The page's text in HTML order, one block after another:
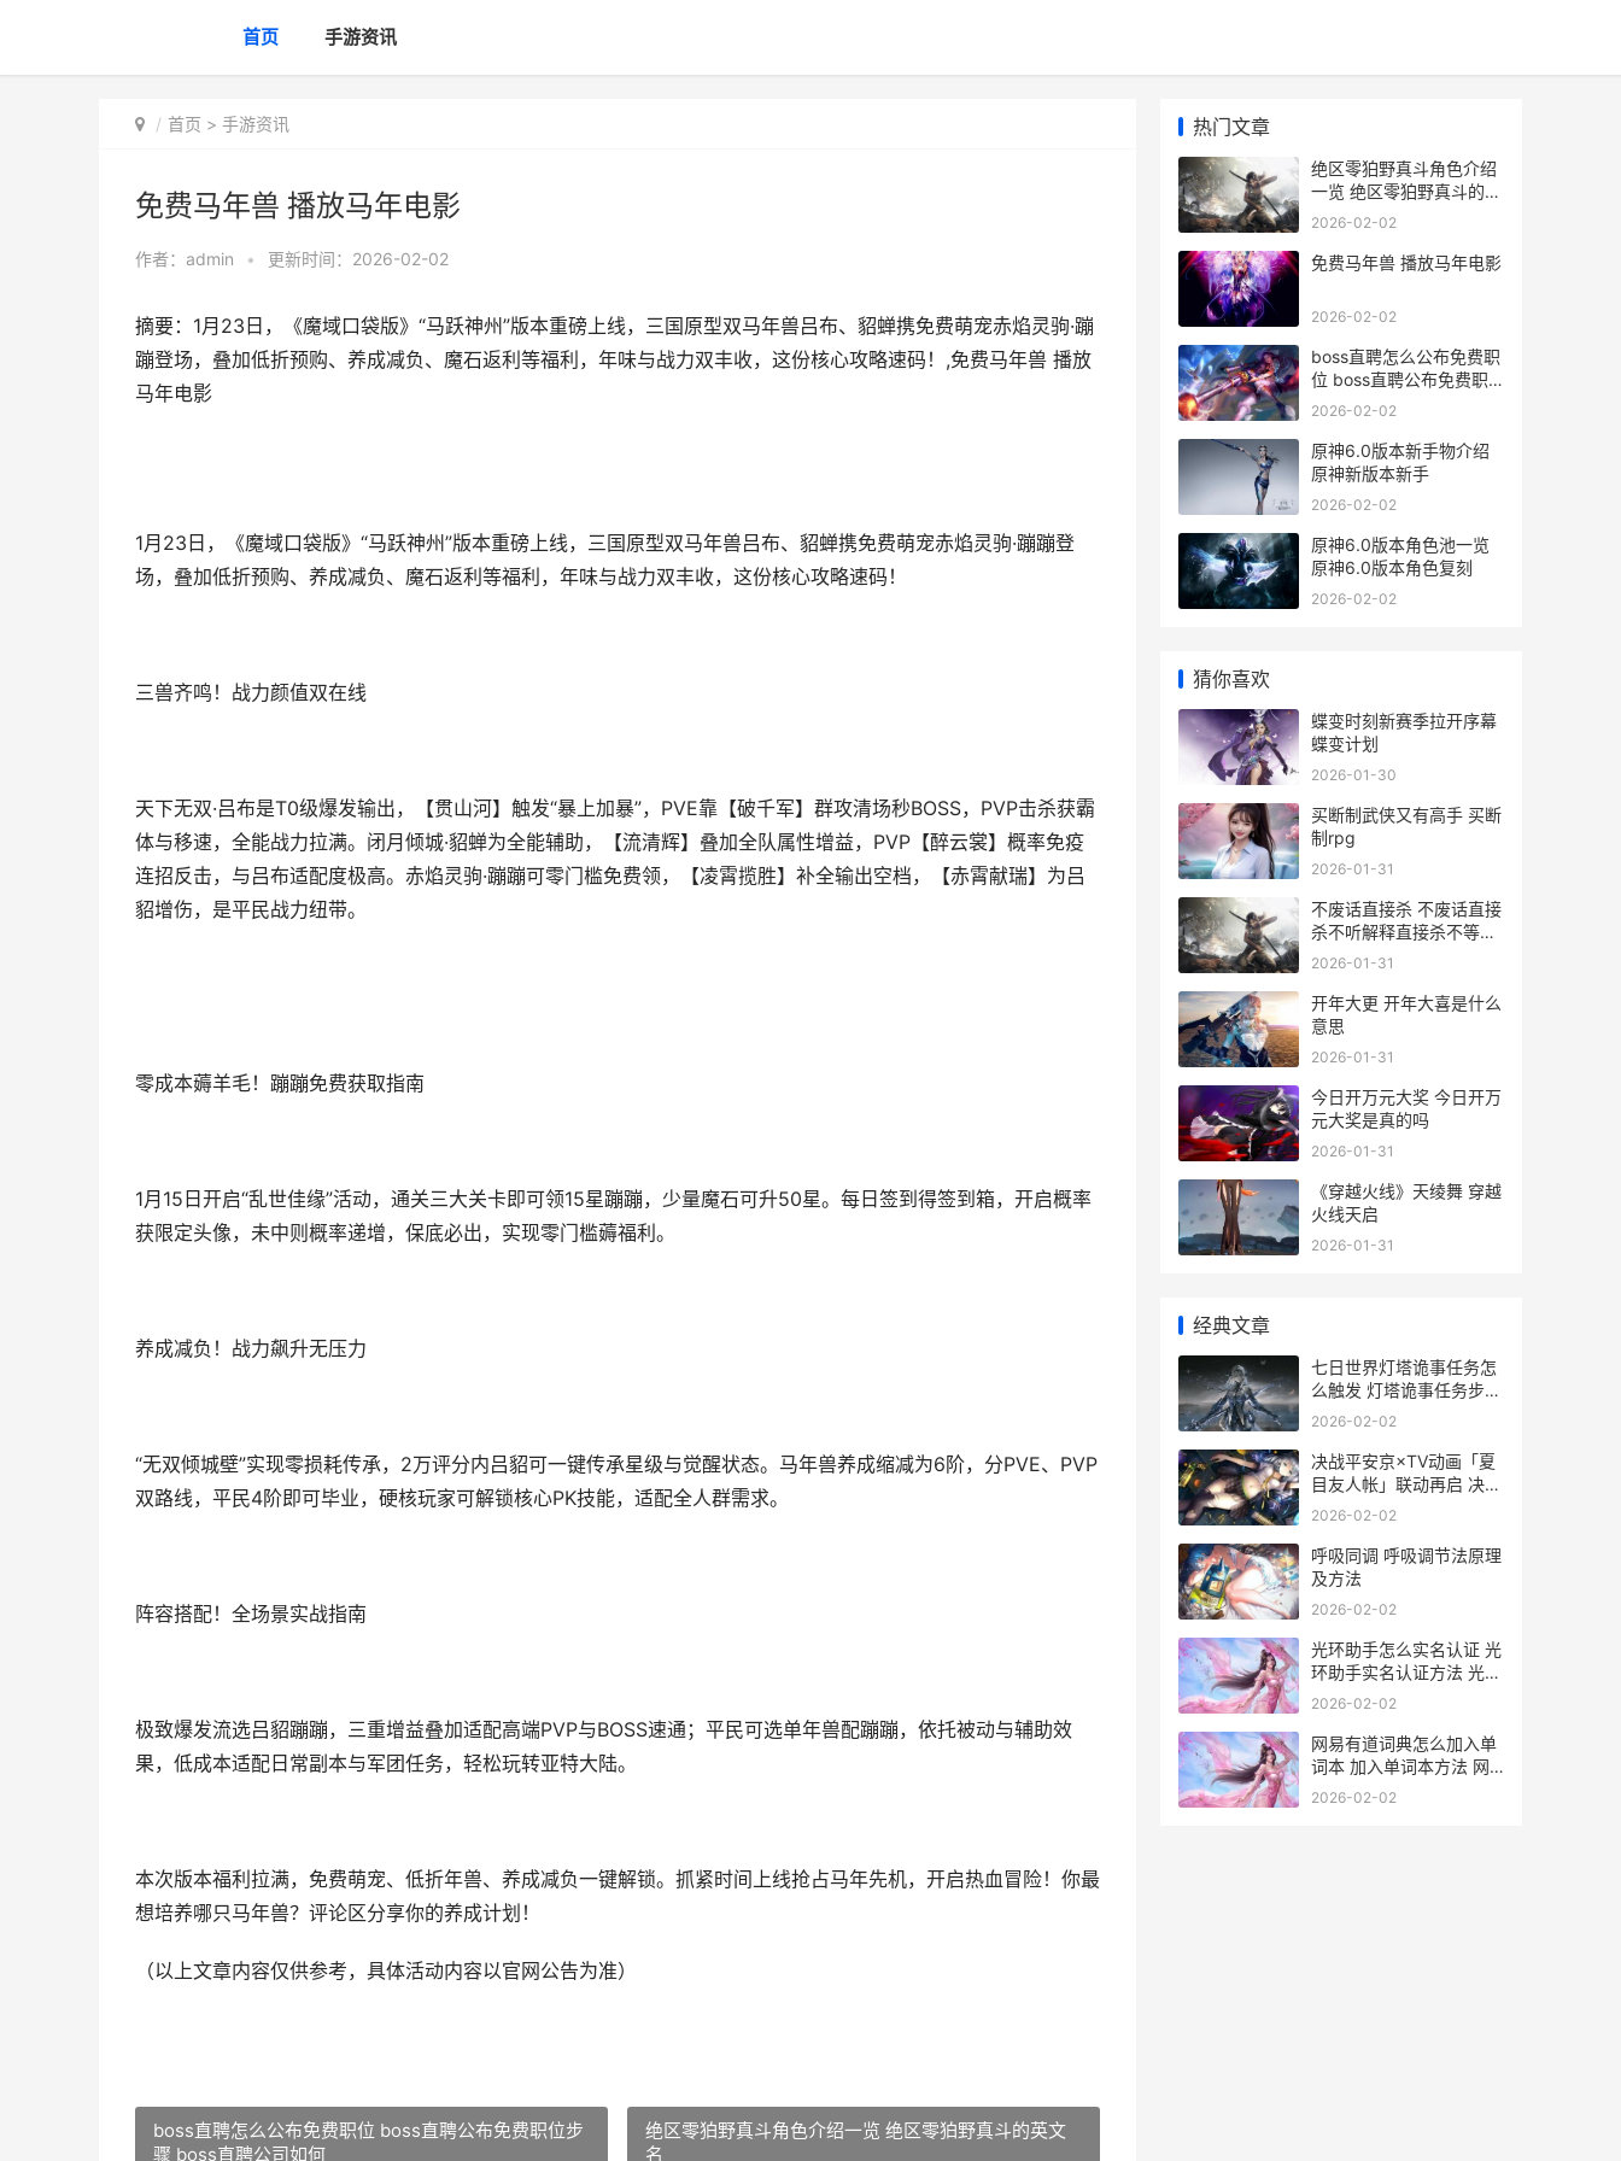
首页 手游资讯
首页 > 手游资讯
免费马年兽 播放马年电影
作者： admin • 更新时间：2026-02-02
摘要：1月23日，《魔域口袋版》“马跃神州”版本重磅上线，三国原型双马年兽吕布、貂蝉携免费萌宠赤焰灵驹·蹦
蹦登场，叠加低折预购、养成减负、魔石返利等福利，年味与战力双丰收，这份核心攻略速码！,免费马年兽 播放
马年电影
1月23日，《魔域口袋版》“马跃神州”版本重磅上线，三国原型双马年兽吕布、貂蝉携免费萌宠赤焰灵驹·蹦蹦登
场，叠加低折预购、养成减负、魔石返利等福利，年味与战力双丰收，这份核心攻略速码！
三兽齐鸣！战力颜值双在线
天下无双·吕布是T0级爆发输出，【贯山河】触发“暴上加暴”，PVE靠【破千军】群攻清场秒BOSS，PVP击杀获霸
体与移速，全能战力拉满。闭月倾城·貂蝉为全能辅助，【流清辉】叠加全队属性增益，PVP【醉云裳】概率免疫
连招反击，与吕布适配度极高。赤焰灵驹·蹦蹦可零门槛免费领，【凌霄揽胜】补全输出空档，【赤霄献瑞】为吕
貂增伤，是平民战力纽带。
零成本薅羊毛！蹦蹦免费获取指南
1月15日开启“乱世佳缘”活动，通关三大关卡即可领15星蹦蹦，少量魔石可升50星。每日签到得签到箱，开启概率
获限定头像，未中则概率递增，保底必出，实现零门槛薅福利。
养成减负！战力飙升无压力
“无双倾城壁”实现零损耗传承，2万评分内吕貂可一键传承星级与觉醒状态。马年兽养成缩减为6阶，分PVE、PVP
双路线，平民4阶即可毕业，硬核玩家可解锁核心PK技能，适配全人群需求。
阵容搭配！全场景实战指南
极致爆发流选吕貂蹦蹦，三重增益叠加适配高端PVP与BOSS速通；平民可选单年兽配蹦蹦，依托被动与辅助效
果，低成本适配日常副本与军团任务，轻松玩转亚特大陆。
本次版本福利拉满，免费萌宠、低折年兽、养成减负一键解锁。抓紧时间上线抢占马年先机，开启热血冒险！你最
想培养哪只马年兽？评论区分享你的养成计划！
（以上文章内容仅供参考，具体活动内容以官网公告为准）
boss直聘怎么公布免费职位 boss直聘公布免费职位步
骤 boss直聘公司如何
绝区零狛野真斗角色介绍一览 绝区零狛野真斗的英文
名
热门文章
绝区零狛野真斗角色介绍
一览 绝区零狛野真斗的英
文名
2026-02-02
免费马年兽 播放马年电影
2026-02-02
boss直聘怎么公布免费职
位 boss直聘公布免费职
位步骤 boss直聘公司如
2026-02-02
原神6.0版本新手物介绍
原神新版本新手
2026-02-02
原神6.0版本角色池一览
原神6.0版本角色复刻
2026-02-02
猜你喜欢
蝶变时刻新赛季拉开序幕
蝶变计划
2026-01-30
买断制武侠又有高手 买断
制rpg
2026-01-31
不废话直接杀 不废话直接
杀不听解释直接杀不等说
话直接杀
2026-01-31
开年大更 开年大喜是什么
意思
2026-01-31
今日开万元大奖 今日开万
元大奖是真的吗
2026-01-31
《穿越火线》天绫舞 穿越
火线天启
2026-01-31
经典文章
七日世界灯塔诡事任务怎
么触发 灯塔诡事任务步骤
一览
2026-02-02
决战平安京×TV动画「夏
目友人帐」联动再启 决
战!平安京攻略
2026-02-02
呼吸同调 呼吸调节法原理
及方法
2026-02-02
光环助手怎么实名认证 光
环助手实名认证方法 光环
助手怎么进去
2026-02-02
网易有道词典怎么加入单
词本 加入单词本方法 网
易有道词典怎么背单词
2026-02-02